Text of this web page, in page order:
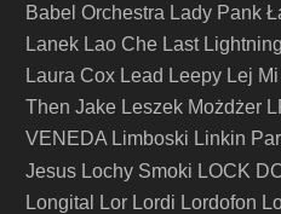
Babel Orchestra Lady Pank
Lanek Lao Che Last Lightning
Laura Cox Lead Leepy Lej Mi
Then Jake Leszek Możdżer
VENEDA Limboski Linkin
Jesus Lochy Smoki LOCK
Longital Lor Lordi Lordofon